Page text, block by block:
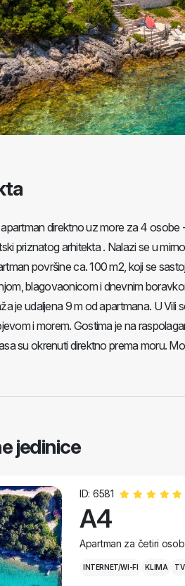
direktno uz more za 4
priznatog arhitekta . Nalazi se u
površine ca. 100 m2, koji se
blagovaonicom i dnevnim
je udaljena 9 m od apartmana. U Vili
i morem. Gostima je na
su okrenuti direktno prema moru.
jedinice
ID: 6581
A4
Apartman za četiri
INTERNET/WI-FI KLIMA TV